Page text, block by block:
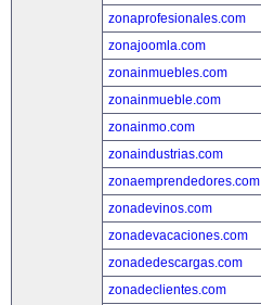
zonaprofesionales.com
zonajoomla.com
zonainmuebles.com
zonainmueble.com
zonainmo.com
zonaindustrias.com
zonaemprendedores.com
zonadevinos.com
zonadevacaciones.com
zonadedescargas.com
zonadeclientes.com